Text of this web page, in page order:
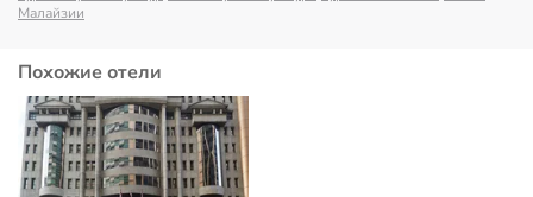
Малайзии
Похожие отели